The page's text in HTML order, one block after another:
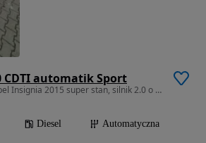
CDTI automatik Sport
1956 cm3 • 170 KM • Opel Insignia 2015 super stan, silnik 2.0 o mocy 170KM, automat
Diesel
Automatyczna